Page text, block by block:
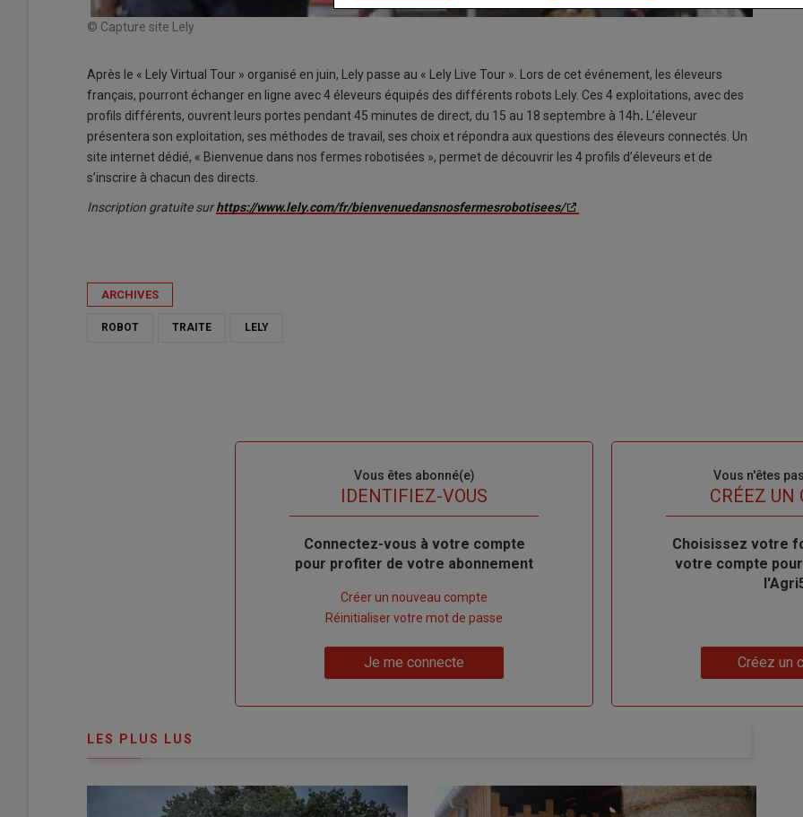
© Capture site Lely
Après le « Lely Virtual Tour » organisé en juin, Lely passe au « Lely Live Tour ». Lors de cet événement, les éleveurs
français, pourront échanger en ligne avec 4 éleveurs équipés des différents robots Lely. Ces 4 exploitations, avec des
profils différents, ouvrent leurs portes pendant 45 minutes de direct, du 15 au 18 septembre à 14h. L’éleveur
présentera son exploitation, ses méthodes de travail, ses choix et répondra aux questions des éleveurs connectés. Un
site internet dédié, « Bienvenue dans nos fermes robotisées », permet de découvrir les 4 profils d’éleveurs et de
s’inscrire à chacun des directs.
Inscription gratuite surhttps://www.lely.com/fr/bienvenuedansnosfermesrobotisees/
ARCHIVES
ROBOT TRAITE LELY
Vous êtes abonné(e)
IDENTIFIEZ-VOUS
Body
Connectez-vous à votre compte
pour profiter de votre abonnement
compte"
Créer un nouveau compte
Réinitialiser votre mot de passe
Je me connecte
Vous n'êtes
TITRECRÉEZ UN
Body
Choisissez votre
votre compte
Créez un
LES PLUS LUS